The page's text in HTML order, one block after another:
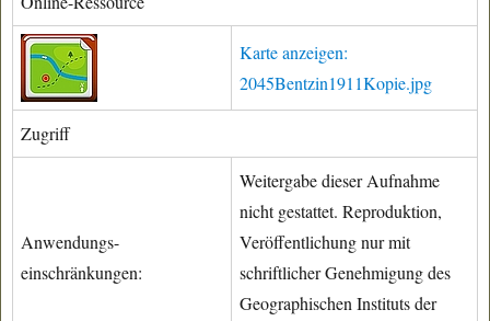
Karte anzeigen:
2045Bentzin1911Kopie.jpg
Zugriff
Anwendungs-
einschränkungen:
Weitergabe dieser Aufnahme
nicht gestattet. Reproduktion,
Veröffentlichung nur mit
schriftlicher Genehmigung des
Geographischen Instituts der